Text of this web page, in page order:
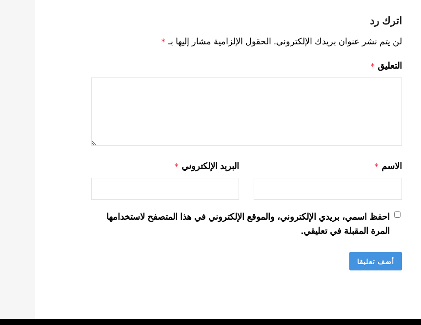
اترك رد
لن يتم نشر عنوان بريدك الإلكتروني. الحقول الإلزامية مشار إليها بـ *
التعليق *
الاسم * البريد الإلكتروني *
احفظ اسمي، بريدي الإلكتروني، والموقع الإلكتروني في هذا المتصفح لاستخدامها
المرة المقبلة في تعليقي.